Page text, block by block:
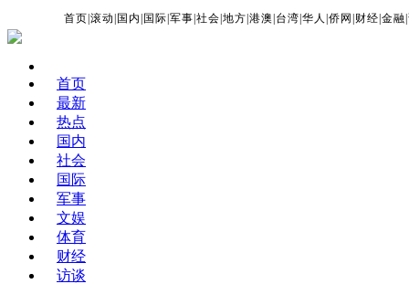
首页 |滚动 国内 国际 |军事 |社会 |地方 |港澳 台湾 |华人 |侨网 财经 |金融 |
首页
最新
热点
国内
社会
国际
军事
文娱
体育
财经
访谈